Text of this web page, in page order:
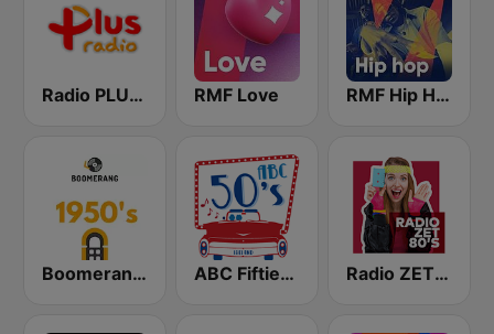
Radio PLUS Gdansk RMF Love RMF Hip Hop
Boomerang 50's ABC Fifties (50's) Radio ZET 80